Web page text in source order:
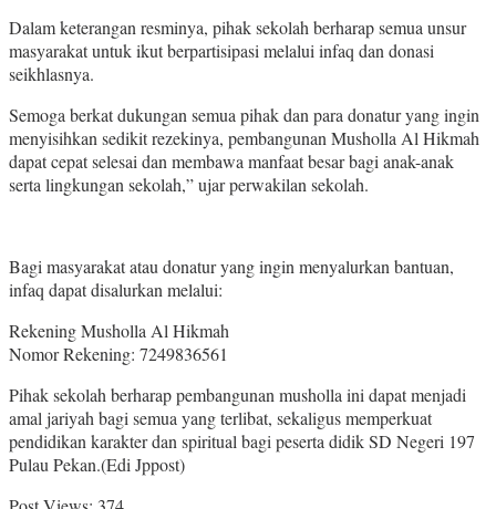
Dalam keterangan resminya, pihak sekolah berharap semua unsur
masyarakat untuk ikut berpartisipasi melalui infaq dan donasi
seikhlasnya.
Semoga berkat dukungan semua pihak dan para donatur yang ingin
menyisihkan sedikit rezekinya, pembangunan Musholla Al Hikmah
dapat cepat selesai dan membawa manfaat besar bagi anak-anak
serta lingkungan sekolah,” ujar perwakilan sekolah.
Bagi masyarakat atau donatur yang ingin menyalurkan bantuan,
infaq dapat disalurkan melalui:
Rekening Musholla Al Hikmah
Nomor Rekening: 7249836561
Pihak sekolah berharap pembangunan musholla ini dapat menjadi
amal jariyah bagi semua yang terlibat, sekaligus memperkuat
pendidikan karakter dan spiritual bagi peserta didik SD Negeri 197
Pulau Pekan.(Edi Jppost)